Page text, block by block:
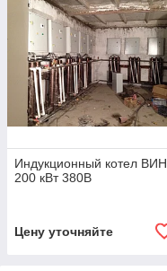
Индукционный котел ВИН
200 кВт 380В
Цену уточняйте